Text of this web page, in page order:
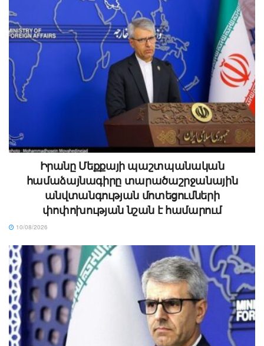
Իրանը Մեքքայի պաշտպանական
համաձայնագիրը տարածաշրջանային
անվտանգության մոտեցումների
փոփոխության նշան է համարում
10/08/2026